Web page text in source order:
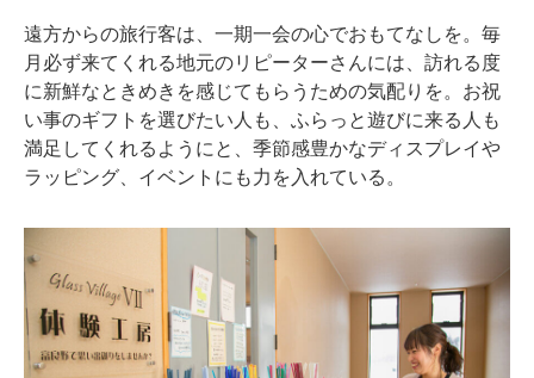
遠方からの旅行客は、一期一会の心でおもてなしを。毎
月必ず来てくれる地元のリピーターさんには、訪れる度
に新鮮なときめきを感じてもらうための気配りを。お祝
い事のギフトを選びたい人も、ふらっと遊びに来る人も
満足してくれるようにと、季節感豊かなディスプレイや
ラッピング、イベントにも力を入れている。